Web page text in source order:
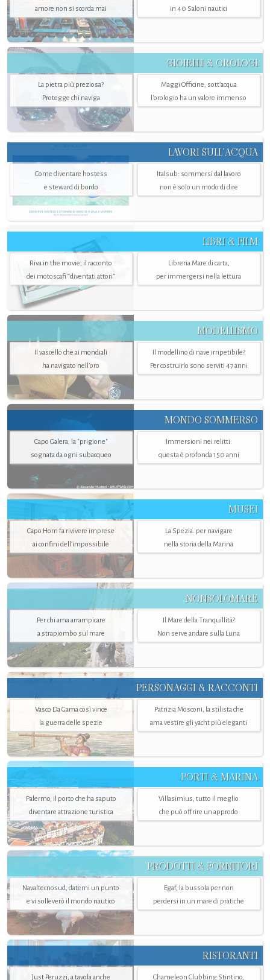
amore non si scorda mai
in 40 Saloni nautici
GIOIELLI & OROLOGI
La pietra più preziosa?
Protegge chi naviga
Maggi Officine, sott’acqua
l'orologio ha un valore immenso
LAVORI SULL’ACQUA
Come diventare hostess
e steward di bordo
Italsub: sommersi dal lavoro
non è solo un modo di dire
LIBRI & FILM
Riva in the movie, il racconto
dei motoscafi “diventati attori”
Libreria Mare di carta,
per immergersi nella lettura
MODELLISMO
Il vascello che ai mondiali
ha navigato nell’oro
Il modellino di nave irripetibile?
Per costruirlo sono serviti 47 anni
MONDO SOMMERSO
Capo Galera, la "prigione"
sognata da ogni subacqueo
Immersioni nei relitti:
questa è profonda 150 anni
MUSEI
Capo Horn fa rivivere imprese
ai confini dell’impossibile
La Spezia. per navigare
nella storia della Marina
NONSOLOMARE
Per chi ama arrampicare
a strapiombo sul mare
Il Mare della Tranquillità?
Non serve andare sulla Luna
PERSONAGGI & RACCONTI
Vasco Da Gama così vince
la guerra delle spezie
Patrizia Mosconi, la stilista che
ama vestire gli yacht più eleganti
PORTI & MARINA
Palermo, il porto che ha saputo
diventare attrazione turistica
Villasimius, tutto il meglio
che può offrire un approdo
PRODOTTI & FORNITORI
Navaltecnosud, datemi un punto
e vi solleverò il mondo nautico
Egaf, la bussola per non
perdersi in un mare di pratiche
RISTORANTI
Just Peruzzi, a tavola anche Chameleon Clubbing Stintino,